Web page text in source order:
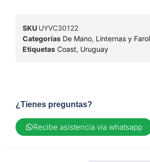
SKU UYVC30122
Categorías De Mano, Linternas y
Etiquetas Coast, Uruguay
¿Tienes preguntas?
Recibe asistencia vía whatsapp